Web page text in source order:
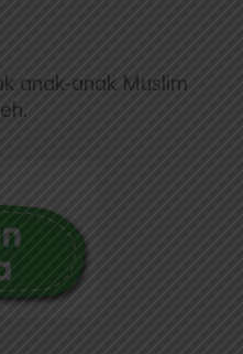
anak-anak Muslim